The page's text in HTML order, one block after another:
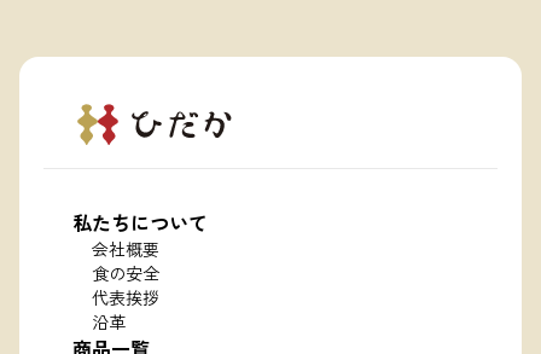
私たちについて
会社概要
食の安全
代表挨拶
沿革
商品一覧